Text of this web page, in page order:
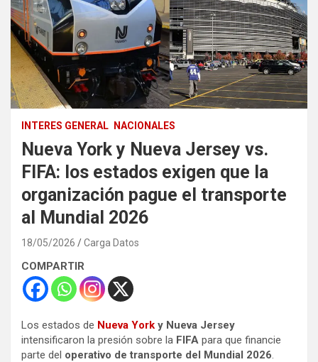
INTERES GENERAL NACIONALES
Nueva York y Nueva Jersey vs.
FIFA: los estados exigen que la
organización pague el transporte
al Mundial 2026
18/05/2026 Carga Datos
COMPARTIR
Los estados de Nueva York y Nueva Jersey
intensificaron la presión sobre la FIFA para que financie
parte del operativo de transporte del Mundial 2026